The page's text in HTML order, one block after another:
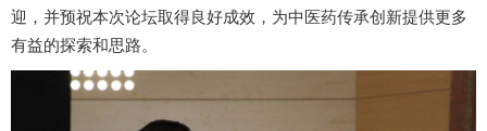
迎， 并预祝本次论坛取得良好成效，为中医药传承创新提供更多
有益的探索和思路。